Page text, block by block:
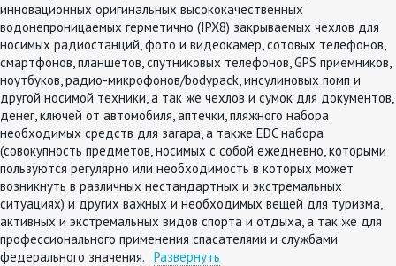
инновационных оригинальных высококачественных
водонепроницаемых герметично (IPX8) закрываемых чехлов для
носимых радиостанций, фото и видеокамер, сотовых телефонов,
смартфонов, планшетов, спутниковых телефонов, GPS приемников,
ноутбуков, радио-микрофонов/bodypack, инсулиновых помп и
другой носимой техники, а так же чехлов и сумок для документов,
денег, ключей от автомобиля, аптечки, пляжного набора
необходимых средств для загара, а также EDC набора
(совокупность предметов, носимых с собой ежедневно, которыми
пользуются регулярно или необходимость в которых может
возникнуть в различных нестандартных и экстремальных
ситуациях) и других важных и необходимых вещей для туризма,
активных и экстремальных видов спорта и отдыха, а так же для
профессионального применения спасателями и службами
федерального значения. Развернуть